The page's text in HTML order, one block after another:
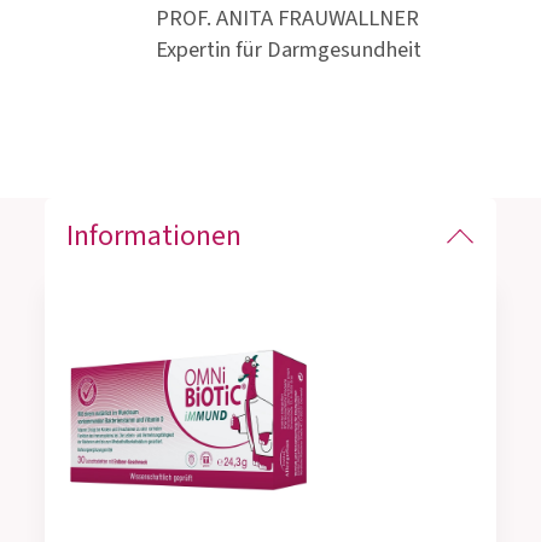
PROF. ANITA FRAUWALLNER
Expertin für Darmgesundheit
Informationen